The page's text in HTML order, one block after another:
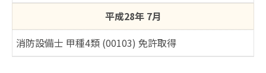
平成28年 7月
消防設備士 甲種4類 (00103) 免許取得